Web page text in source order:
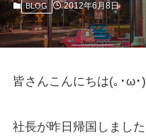
BLOG 2012年6月8日
皆さんこんにちは(｡･ω･
社長が昨日帰国しました